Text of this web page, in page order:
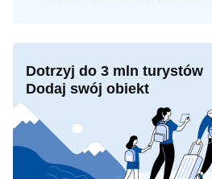
Dotrzyj do 3 mln turystów
Dodaj swój obiekt